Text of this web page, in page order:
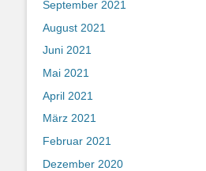
September 2021
August 2021
Juni 2021
Mai 2021
April 2021
März 2021
Februar 2021
Dezember 2020